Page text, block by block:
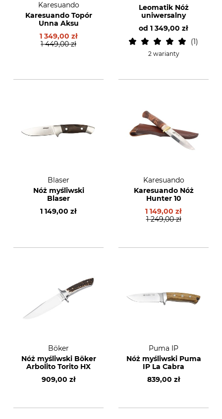
Karesuando
Karesuando Topór
Unna Aksu
1 349,00 zł
1 449,00 zł
Leomatik Nóż
uniwersalny
od 1 349,00 zł
1
2 warianty
Blaser
Nóż myśliwski
Blaser
1 149,00 zł
Karesuando
Karesuando Nóż
Hunter 10
1 149,00 zł
1 249,00 zł
Böker
Nóż myśliwski Böker
Arbolito Torito HX
909,00 zł
Puma IP
Nóż myśliwski Puma
IP La Cabra
839,00 zł